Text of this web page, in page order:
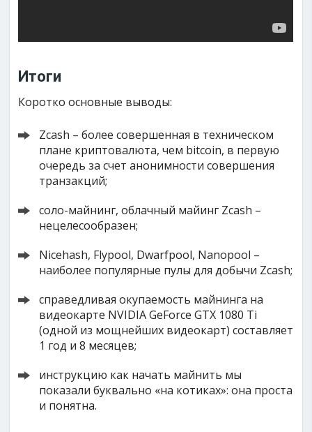
Итоги
Коротко основные выводы:
Zcash – более совершенная в техническом
плане криптовалюта, чем bitcoin, в первую
очередь за счет анонимности совершения
транзакций;
соло-майнинг, облачный майинг Zcash –
нецелесообразен;
Nicehash, Flypool, Dwarfpool, Nanopool –
наиболее популярные пулы для добычи Zcash;
справедливая окупаемость майнинга на
видеокарте NVIDIA GeForce GTX 1080 Ti
(одной из мощнейших видеокарт) составляет
1 год и 8 месяцев;
инструкцию как начать майнить мы
показали буквально «на котиках»: она проста
и понятна.